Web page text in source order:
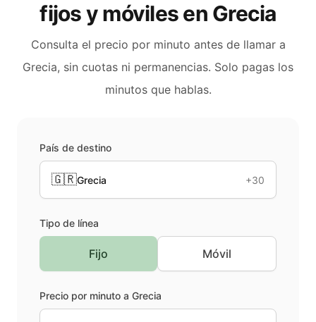
fijos y móviles en Grecia
Consulta el precio por minuto antes de llamar a
Grecia, sin cuotas ni permanencias. Solo pagas los
minutos que hablas.
País de destino
🇬🇷Grecia +30
Tipo de línea
Fijo Móvil
Precio por minuto a Grecia